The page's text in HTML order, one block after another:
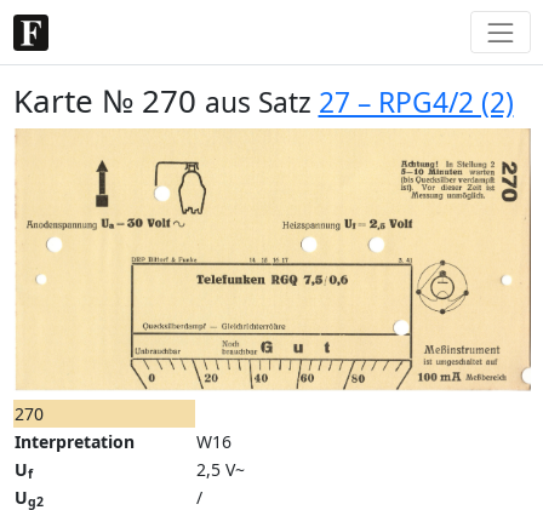
Karte № 270 aus Satz 27 – RPG4/2 (2)
270
Interpretation
W16
Uf
2,5 V~
Ug2
/